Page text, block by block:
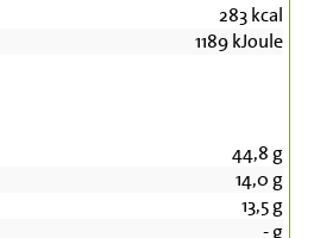
283kcal
1189kJoule
44,8 g
14,0 g
13,5g
-g